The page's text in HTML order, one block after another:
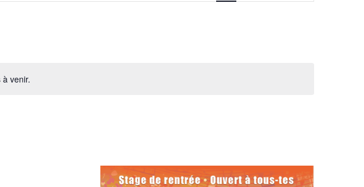
à venir.